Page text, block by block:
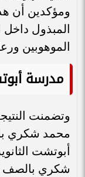
ومؤكدين أن
المبذول
الموهوبين
مدرسة
وتضمنت
محمد شكري
أبوتشت
شكري بالصف